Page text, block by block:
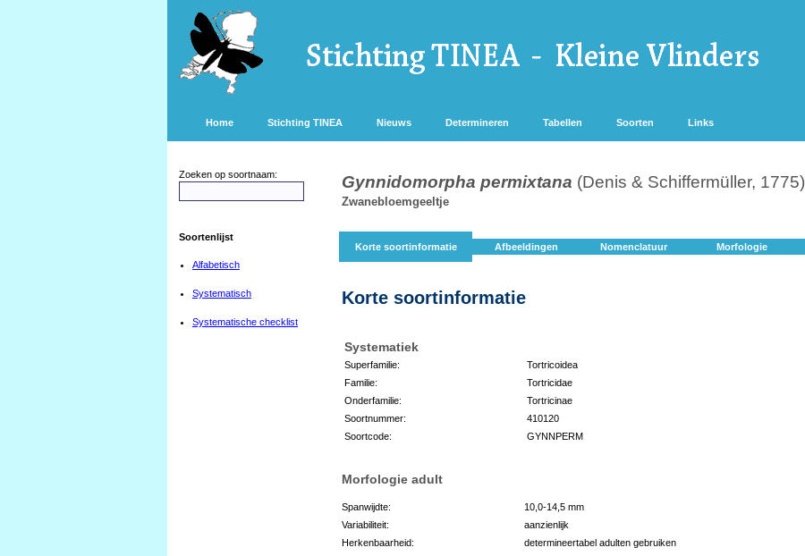
Home Stichting TINEA Nieuws Determineren Tabellen Soorten Links
Zoeken op soortnaam:
Soortenlijst
Alfabetisch
Systematisch
Systematische checklist
Gynnidomorpha permixtana (Denis & Schiffermüller, 1775)
Zwanebloemgeeltje
Korte soortinformatie Afbeeldingen Nomenclatuur Morfologie
Korte soortinformatie
Systematiek
Superfamilie:
Tortricoidea
Familie:
Tortricidae
Onderfamilie:
Tortricinae
Soortnummer:
410120
Soortcode:
GYNNPERM
Morfologie adult
Spanwijdte:
10,0-14,5 mm
Variabiliteit:
aanzienlijk
Herkenbaarheid:
determineertabel adulten gebruiken